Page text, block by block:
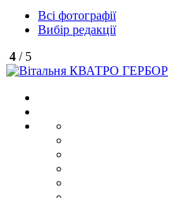
Всі фотографії
Вибір редакції
4 / 5